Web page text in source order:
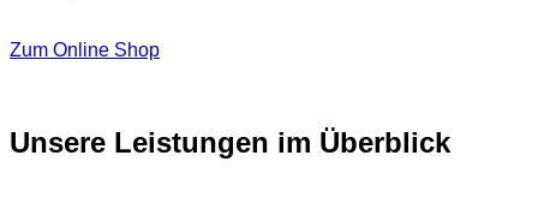
Zum Online Shop
Unsere Leistungen im Überblick